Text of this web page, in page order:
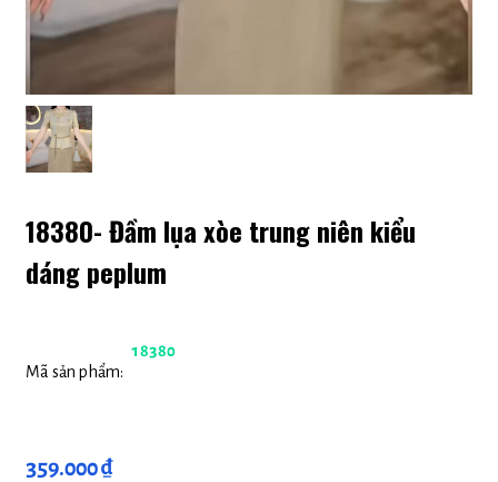
18380- Đầm lụa xòe trung niên kiểu
dáng peplum
Mã sản phẩm:
18380
359.000 ₫